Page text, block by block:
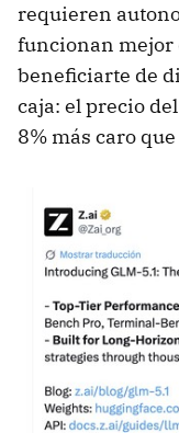
requieren
funcionan mejor
beneficiarte de
caja: el precio
8% más caro